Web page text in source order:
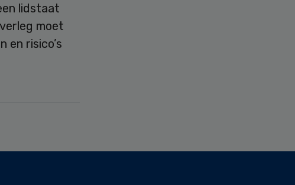
lidstaat
moet
en risico’s